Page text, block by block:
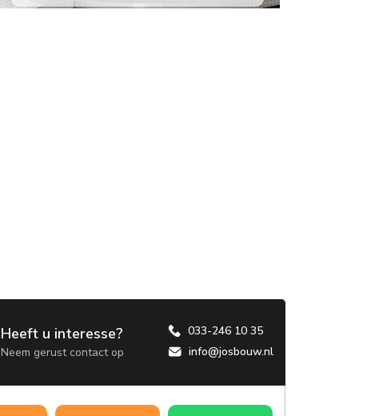
Heeft u interesse?
Neem gerust contact op
033-246 10 35
info@josbouw.nl